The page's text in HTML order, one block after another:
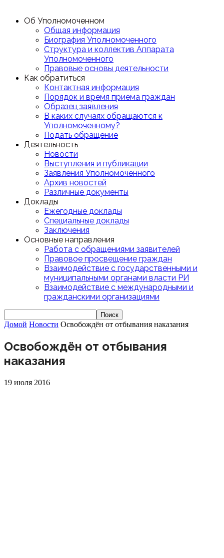
Об Уполномоченном
Общая информация
Биография Уполномоченного
Структура и коллектив Аппарата
Уполномоченного
Правовые основы деятельности
Как обратиться
Контактная информация
Порядок и время приема граждан
Образец заявления
В каких случаях обращаются к
Уполномоченному?
Подать обращение
Деятельность
Новости
Выступления и публикации
Заявления Уполномоченного
Архив новостей
Различные документы
Доклады
Ежегодные доклады
Специальные доклады
Заключения
Основные направления
Работа с обращениями заявителей
Правовое просвещение граждан
Взаимодействие с государственными и
муниципальными органами власти РИ
Взаимодействие с международными и
гражданскими организациями
Домой Новости Освобождён от отбывания наказания
Освобождён от отбывания
наказания
19 июля 2016